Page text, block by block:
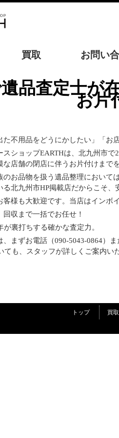
買取 お問い
お片
た不用品をどうにかしたい」「
スショップEARTHは、北九州市
な店舗の閉店に伴うお片付けまで
のお品物を扱う遺品整理において
る北九州市HP掲載店だからこそ、
客様も大歓迎です。当店はインボ
回収まで一括でお任せ！
裏打ちする確かな査定力。
、まずお電話（090-5043-0864）
ても、スタッフが詳しくご案内い
トップ 買取